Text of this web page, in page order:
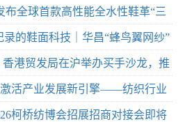
布全球首款高性能全水性鞋革“三
录的鞋面科技｜华昌“蜂鸟翼网纱”
港贸发局在沪举办买手沙龙，推
活产业发展新引擎——纺织行业
制作工）职业技能竞赛许村选拔
柯桥纺博会招展招商对接会即将